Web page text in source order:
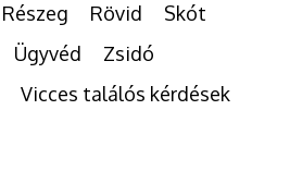
Részeg Rövid
Skót
Ügyvéd
Zsidó
Vicces találós kérdések